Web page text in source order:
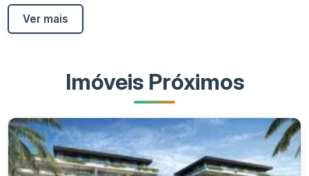
Ver mais
Imóveis Próximos